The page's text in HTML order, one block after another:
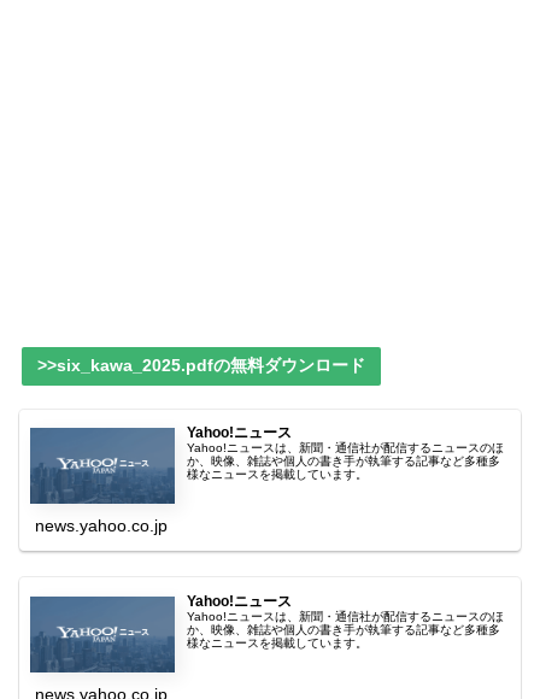
>>six_kawa_2025.pdfの無料ダウンロード
Yahoo!ニュース
Yahoo!ニュースは、新聞・通信社が配信するニュースのほ
か、映像、雑誌や個人の書き手が執筆する記事など多種多
様なニュースを掲載しています。
news.yahoo.co.jp
Yahoo!ニュース
Yahoo!ニュースは、新聞・通信社が配信するニュースのほ
か、映像、雑誌や個人の書き手が執筆する記事など多種多
様なニュースを掲載しています。
news.yahoo.co.jp